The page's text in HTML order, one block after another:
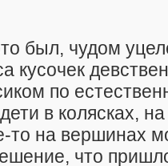
был, чудом
кусочек
по
в колясках,
то на вершинах
что